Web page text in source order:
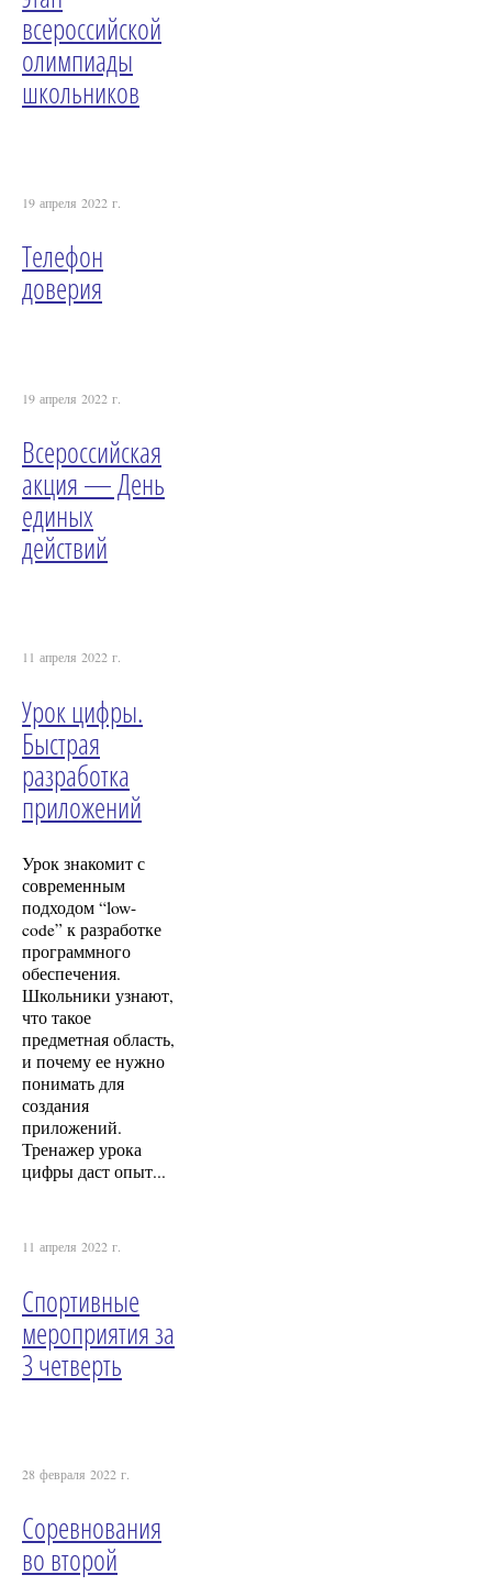
всероссийской
олимпиады
школьников
19 апреля 2022 г.
Телефон
доверия
19 апреля 2022 г.
Всероссийская
акция — День
единых
действий
11 апреля 2022 г.
Урок цифры.
Быстрая
разработка
приложений
Урок знакомит с
современным
подходом “low-
code” к разработке
программного
обеспечения.
Школьники узнают,
что такое
предметная область,
и почему ее нужно
понимать для
создания
приложений.
Тренажер урока
цифры даст опыт...
11 апреля 2022 г.
Спортивные
мероприятия за
3 четверть
28 февраля 2022 г.
Соревнования
во второй